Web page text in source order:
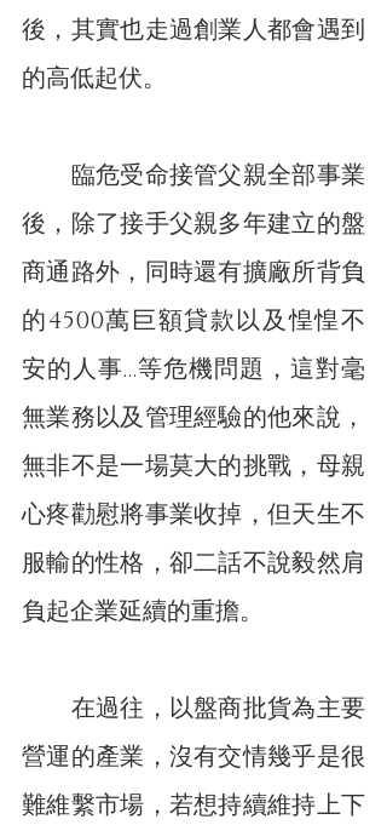
後，其實也走過創業人都會遇到
的高低起伏。
臨危受命接管父親全部事業
後，除了接手父親多年建立的盤
商通路外，同時還有擴廠所背負
的4500萬巨額貸款以及惶惶不
安的人事…等危機問題，這對毫
無業務以及管理經驗的他來說，
無非不是一場莫大的挑戰，母親
心疼勸慰將事業收掉，但天生不
服輸的性格，卻二話不說毅然肩
負起企業延續的重擔。
在過往，以盤商批貨為主要
營運的產業，沒有交情幾乎是很
難維繫市場，若想持續維持上下